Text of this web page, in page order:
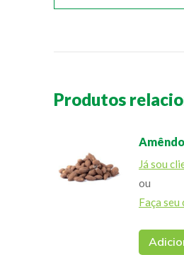
Produtos
Já sou
ou
Faça